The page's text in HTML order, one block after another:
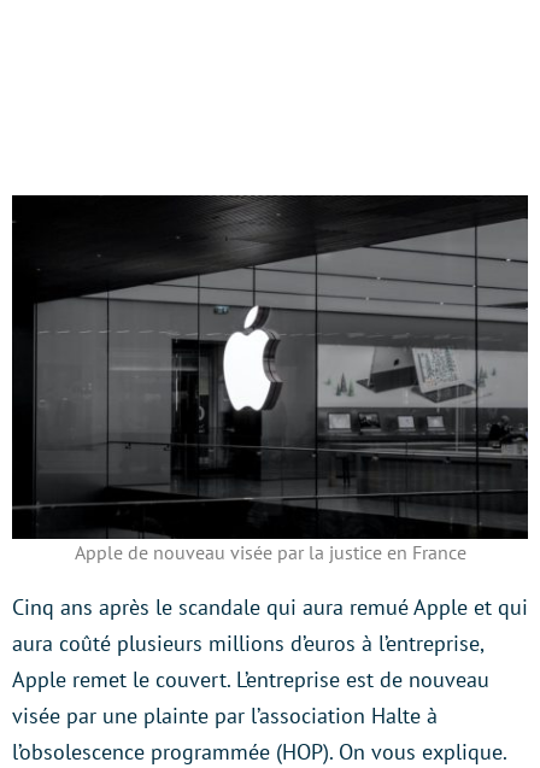
Apple de nouveau visée par la justice en France
Cinq ans après le scandale qui aura remué Apple et qui
aura coûté plusieurs millions d’euros à l’entreprise,
Apple remet le couvert. L’entreprise est de nouveau
visée par une plainte par l’association Halte à
l’obsolescence programmée (HOP). On vous explique.